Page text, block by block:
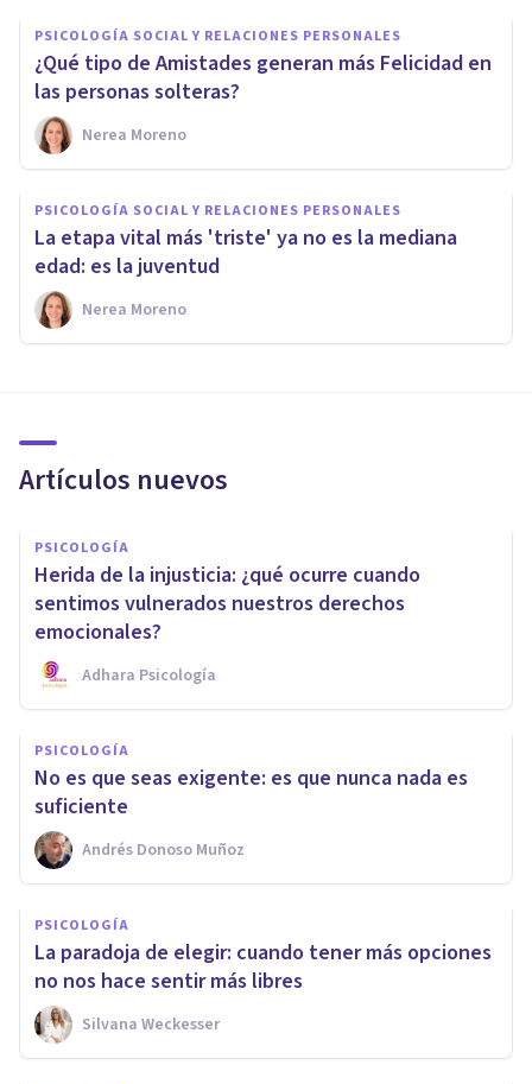
PSICOLOGÍA SOCIAL Y RELACIONES PERSONALES
¿Qué tipo de Amistades generan más Felicidad en
las personas solteras?
Nerea Moreno
PSICOLOGÍA SOCIAL Y RELACIONES PERSONALES
La etapa vital más 'triste' ya no es la mediana
edad: es la juventud
Nerea Moreno
Artículos nuevos
PSICOLOGÍA
Herida de la injusticia: ¿qué ocurre cuando
sentimos vulnerados nuestros derechos
emocionales?
Adhara Psicología
PSICOLOGÍA
No es que seas exigente: es que nunca nada es
suficiente
Andrés Donoso Muñoz
PSICOLOGÍA
La paradoja de elegir: cuando tener más opciones
no nos hace sentir más libres
Silvana Weckesser